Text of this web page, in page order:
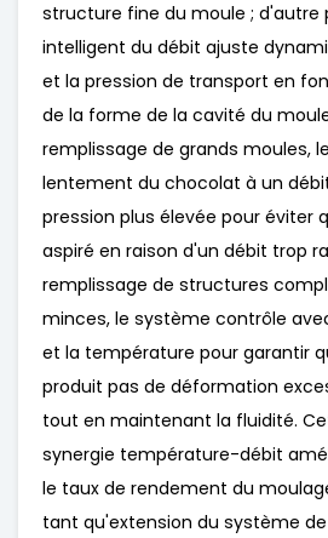
structure fine du moule ; d'autre
intelligent du débit ajuste
et la pression de transport en
de la forme de la cavité du
remplissage de grands moules,
lentement du chocolat à un
pression plus élevée pour éviter
aspiré en raison d'un débit trop
remplissage de structures
minces, le système contrôle
et la température pour garantir
produit pas de déformation
tout en maintenant la fluidité.
synergie température-débit
le taux de rendement du
tant qu'extension du système